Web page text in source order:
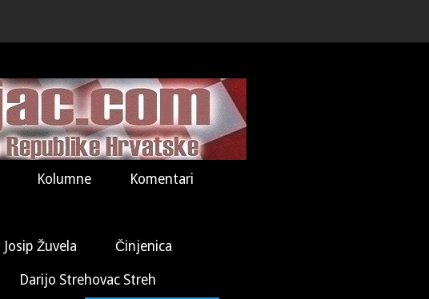
Kolumne Komentari
Josip Žuvela Činjenica
Darijo Strehovac Streh